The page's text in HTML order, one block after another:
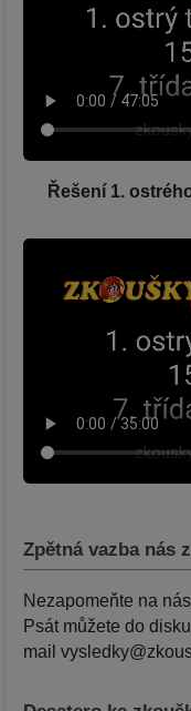
Řešení 1.
Zpětná vazba nás
Nezapomeňte na
Psát můžete do
mail